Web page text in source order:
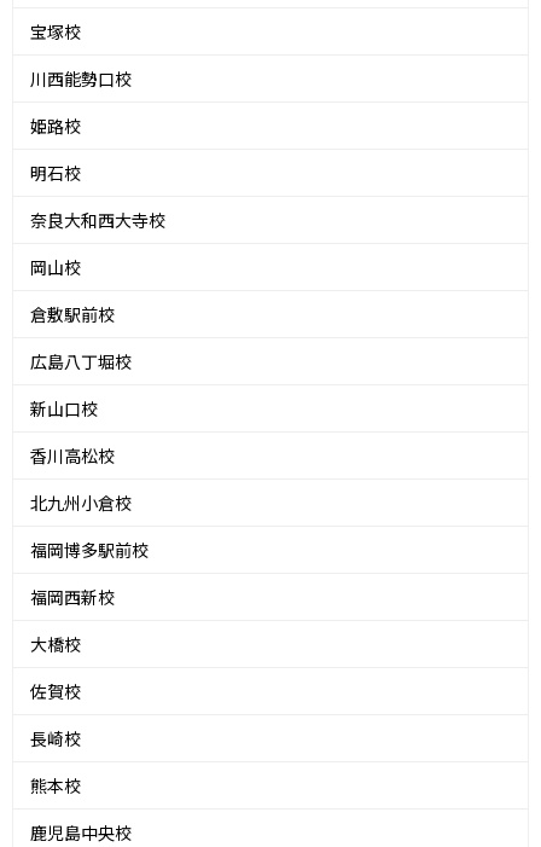
宝塚校
川西能勢口校
姫路校
明石校
奈良大和西大寺校
岡山校
倉敷駅前校
広島八丁堀校
新山口校
香川高松校
北九州小倉校
福岡博多駅前校
福岡西新校
大橋校
佐賀校
長崎校
熊本校
鹿児島中央校